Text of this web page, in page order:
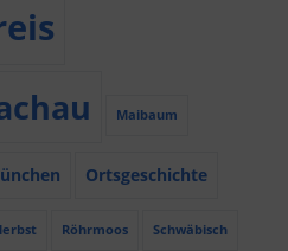
Maibaum
Ortsgeschichte
Röhrmoos Schwäbisch